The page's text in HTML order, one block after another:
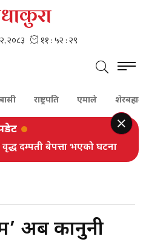
राष्ट्रपति एमाले शेरबहादुर देउवा
दम्पती बेपत्ता भएको घटना
अब कानुनी